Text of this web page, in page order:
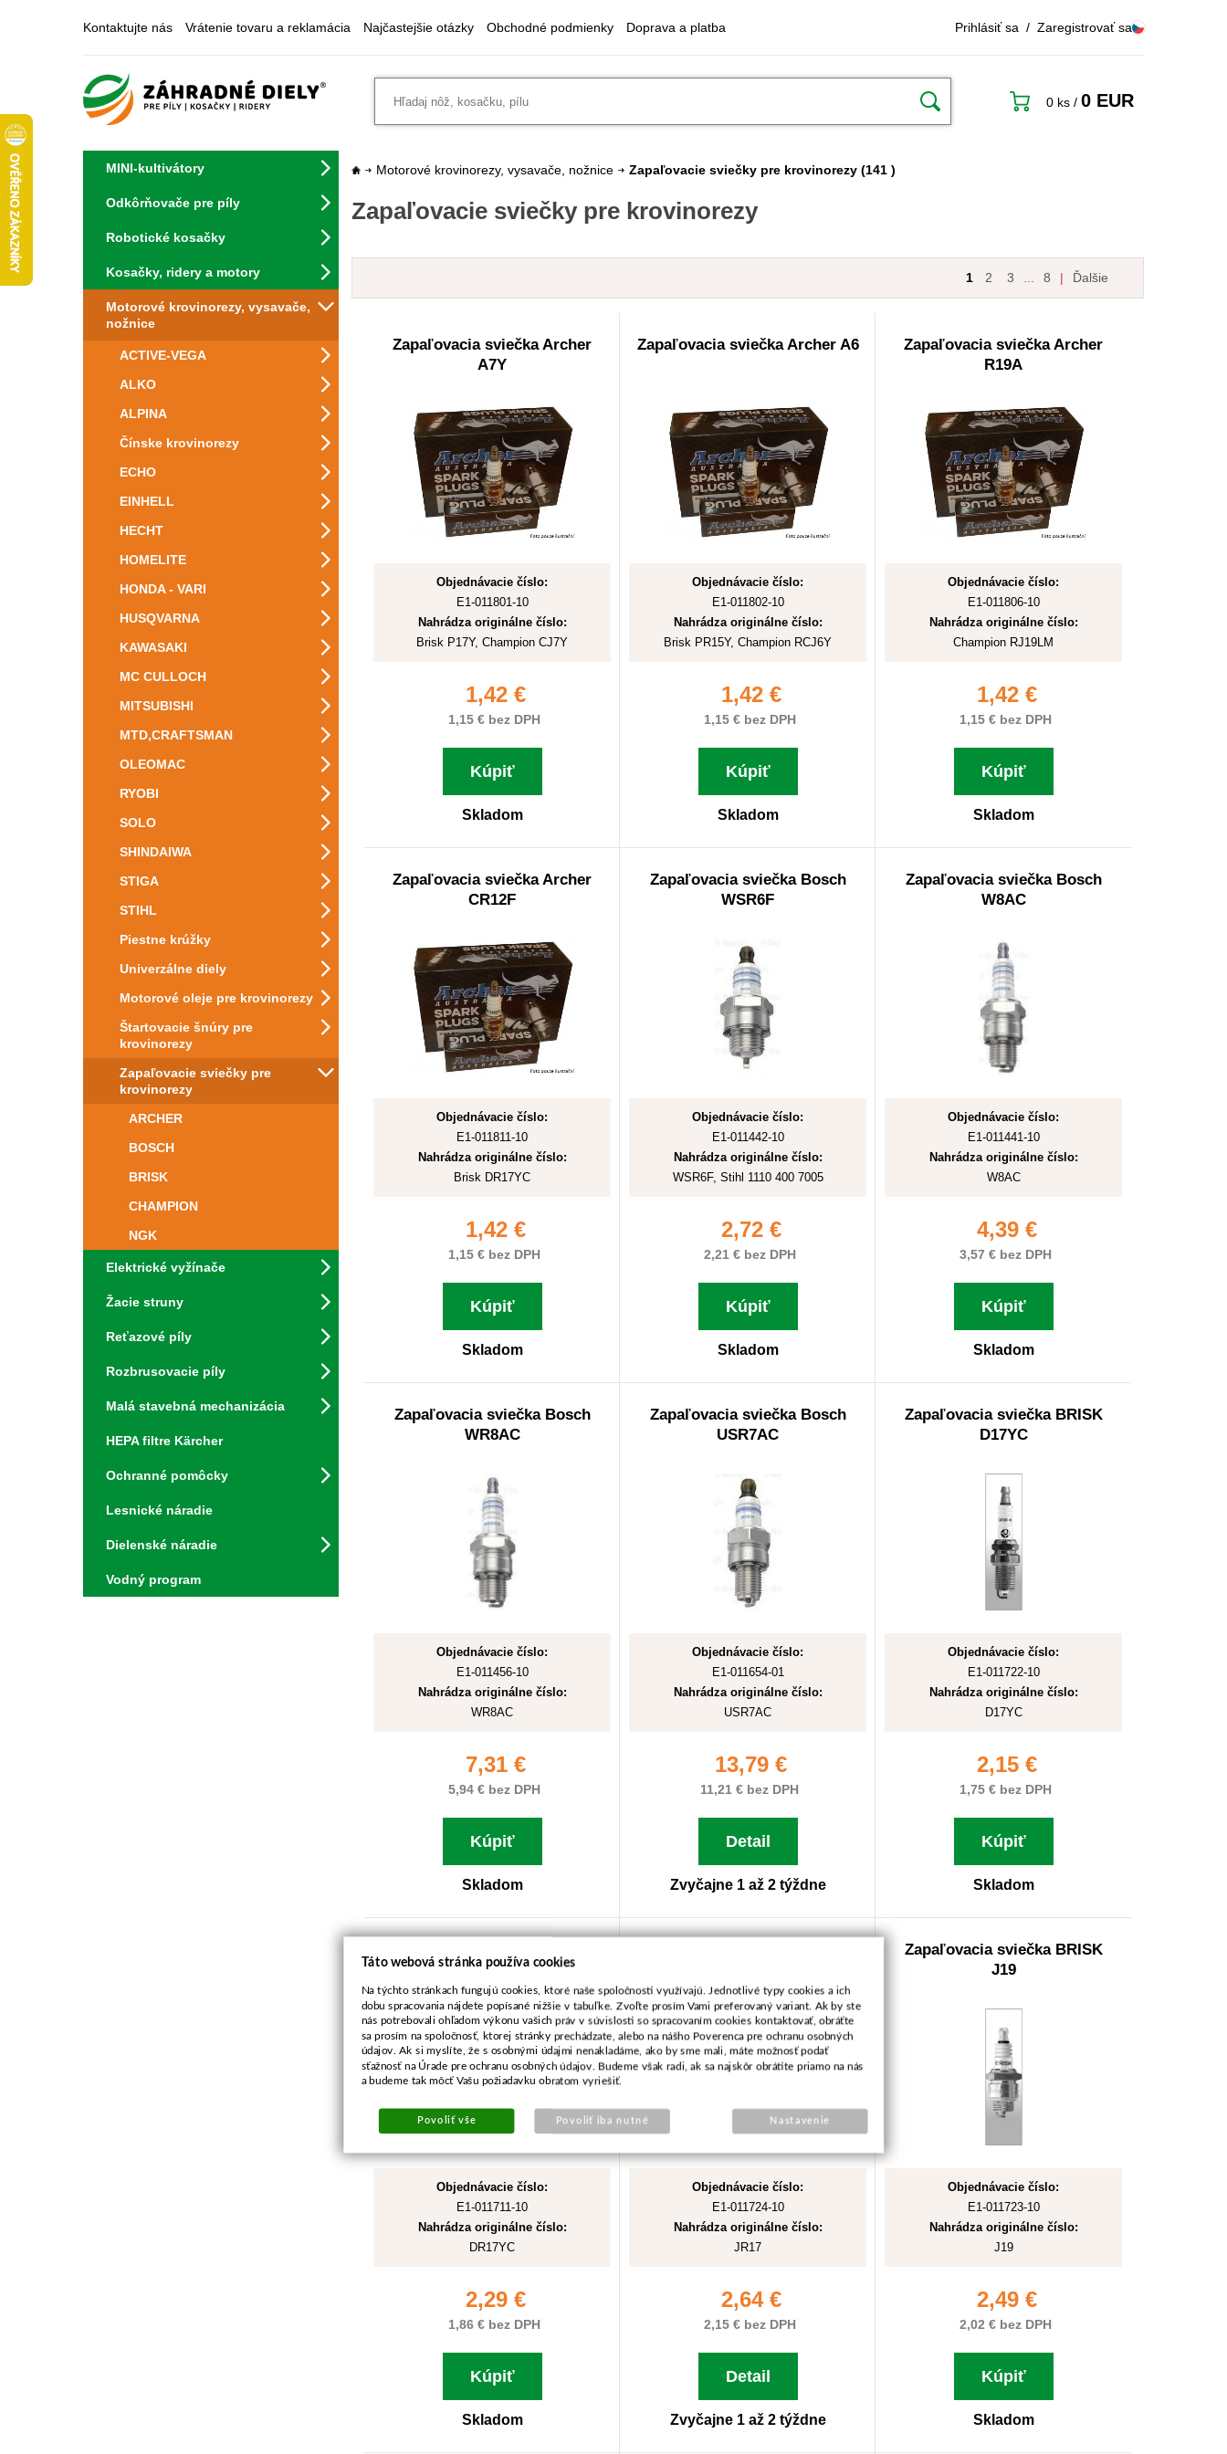
Kontaktujte nás Vrátenie tovaru a reklamácia Najčastejšie otázky Obchodné podmienky Doprava a platba Prihlásiť sa / Zaregistrovať sa
0 ks / 0 EUR
MINI-kultivátory
Odkôrňovače pre píly
Robotické kosačky
Kosačky, ridery a motory
Motorové krovinorezy, vysavače,
nožnice
ACTIVE-VEGA
ALKO
ALPINA
Čínske krovinorezy
ECHO
EINHELL
HECHT
HOMELITE
HONDA - VARI
HUSQVARNA
KAWASAKI
MC CULLOCH
MITSUBISHI
MTD,CRAFTSMAN
OLEOMAC
RYOBI
SOLO
SHINDAIWA
STIGA
STIHL
Piestne krúžky
Univerzálne diely
Motorové oleje pre krovinorezy
Štartovacie šnúry pre
krovinorezy
Zapaľovacie sviečky pre
krovinorezy
ARCHER
BOSCH
BRISK
CHAMPION
NGK
Elektrické vyžínače
Žacie struny
Reťazové píly
Rozbrusovacie píly
Malá stavebná mechanizácia
HEPA filtre Kärcher
Ochranné pomôcky
Lesnické náradie
Dielenské náradie
Vodný program
Motorové krovinorezy, vysavače, nožnice Zapaľovacie sviečky pre krovinorezy (141 )
Zapaľovacie sviečky pre krovinorezy
1 2 3 8 | Ďalšie
Zapaľovacia sviečka Archer
A7Y
Objednávacie číslo:
E1-011801-10
Nahrádza originálne číslo:
Brisk P17Y, Champion CJ7Y
1,42 €
1,15 € bez DPH
Kúpiť
Skladom
Zapaľovacia sviečka Archer A6
Objednávacie číslo:
E1-011802-10
Nahrádza originálne číslo:
Brisk PR15Y, Champion RCJ6Y
1,42 €
1,15 € bez DPH
Kúpiť
Skladom
Zapaľovacia sviečka Archer
R19A
Objednávacie číslo:
E1-011806-10
Nahrádza originálne číslo:
Champion RJ19LM
1,42 €
1,15 € bez DPH
Kúpiť
Skladom
Zapaľovacia sviečka Archer
CR12F
Objednávacie číslo:
E1-011811-10
Nahrádza originálne číslo:
Brisk DR17YC
1,42 €
1,15 € bez DPH
Kúpiť
Skladom
Zapaľovacia sviečka Bosch
WSR6F
Objednávacie číslo:
E1-011442-10
Nahrádza originálne číslo:
WSR6F, Stihl 1110 400 7005
2,72 €
2,21 € bez DPH
Kúpiť
Skladom
Zapaľovacia sviečka Bosch
W8AC
Objednávacie číslo:
E1-011441-10
Nahrádza originálne číslo:
W8AC
4,39 €
3,57 € bez DPH
Kúpiť
Skladom
Zapaľovacia sviečka Bosch
WR8AC
Objednávacie číslo:
E1-011456-10
Nahrádza originálne číslo:
WR8AC
7,31 €
5,94 € bez DPH
Kúpiť
Skladom
Zapaľovacia sviečka Bosch
USR7AC
Objednávacie číslo:
E1-011654-01
Nahrádza originálne číslo:
USR7AC
13,79 €
11,21 € bez DPH
Detail
Zvyčajne 1 až 2 týždne
Zapaľovacia sviečka BRISK
D17YC
Objednávacie číslo:
E1-011722-10
Nahrádza originálne číslo:
D17YC
2,15 €
1,75 € bez DPH
Kúpiť
Skladom
DR17YC
Objednávacie číslo:
E1-011711-10
Nahrádza originálne číslo:
DR17YC
2,29 €
1,86 € bez DPH
Kúpiť
Skladom
Objednávacie číslo:
E1-011724-10
Nahrádza originálne číslo:
JR17
2,64 €
2,15 € bez DPH
Detail
Zvyčajne 1 až 2 týždne
Zapaľovacia sviečka BRISK
J19
Objednávacie číslo:
E1-011723-10
Nahrádza originálne číslo:
J19
2,49 €
2,02 € bez DPH
Kúpiť
Skladom
Táto webová stránka používa cookies
Na týchto stránkach fungujú cookies, ktoré naše spoločnosti využívajú. Jednotlivé typy cookies a ich
dobu spracovania nájdete popísané nižšie v tabuľke. Zvoľte prosím Vami preferovaný variant. Ak by ste
nás potrebovali ohľadom výkonu vašich práv v súvislosti so spracovaním cookies kontaktovať, obráťte
sa prosím na spoločnosť, ktorej stránky prechádzate, alebo na nášho Poverenca pre ochranu osobných
údajov. Ak si myslíte, že s osobnými údajmi nenakladáme, ako by sme mali, máte možnosť podať
sťažnosť na Úrade pre ochranu osobných údajov. Budeme však radi, ak sa najskôr obrátite priamo na nás
a budeme tak môcť Vašu požiadavku obratom vyriešiť.
Povoliť vše Povoliť iba nutné Nastavenie